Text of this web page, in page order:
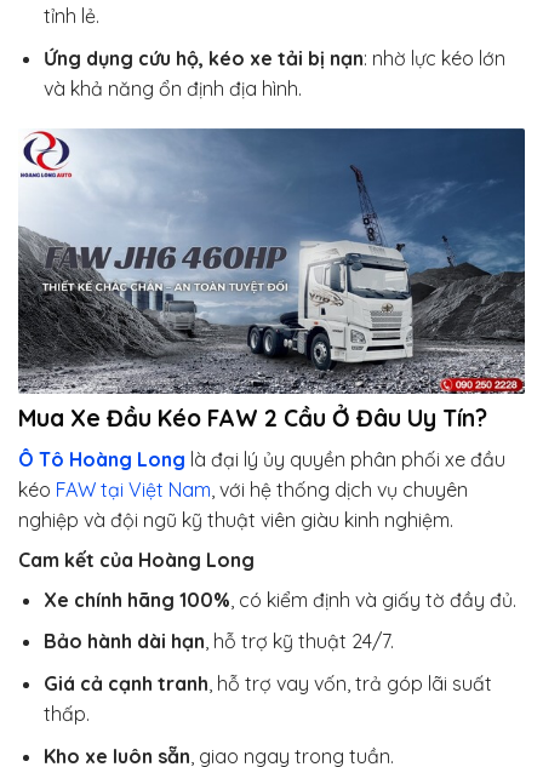
tỉnh lẻ.
Ứng dụng cứu hộ, kéo xe tải bị nạn: nhờ lực kéo lớn
và khả năng ổn định địa hình.
Mua Xe Đầu Kéo FAW 2 Cầu Ở Đâu Uy Tín?
Ô Tô Hoàng Long là đại lý ủy quyền phân phối xe đầu
kéo FAW tại Việt Nam , với hệ thống dịch vụ chuyên
nghiệp và đội ngũ kỹ thuật viên giàu kinh nghiệm.
Cam kết của Hoàng Long
Xe chính hãng 100% , có kiểm định và giấy tờ đầy đủ.
Bảo hành dài hạn, hỗ trợ kỹ thuật 24/7.
Giá cả cạnh tranh, hỗ trợ vay vốn, trả góp lãi suất
thấp.
Kho xe luôn sẵn , giao ngay trong tuần.